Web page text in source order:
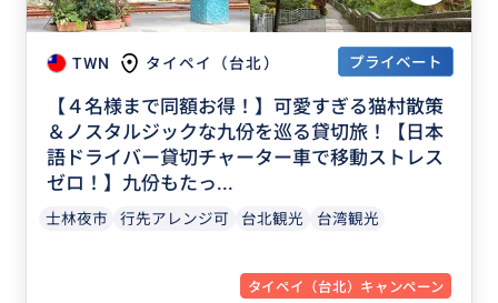
TWN タイペイ（台北） プライベート
【４名様まで同額お得！】可愛すぎる猫村散策
＆ノスタルジックな九份を巡る貸切旅！【日本
語ドライバー貸切チャーター車で移動ストレス
ゼロ！】九份もたっ...
士林夜市 行先アレンジ可 台北観光 台湾観光
タイペイ（台北）キャンペーン